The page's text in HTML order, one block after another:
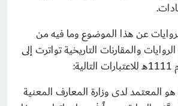
عن هذا الموضوع وما فيه من
والمقارنات التاريخية تواترت إلى
هو المعتمد لدى وزارة المعارف المعنية